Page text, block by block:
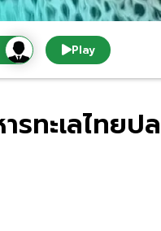
Play
รทะเลไทย